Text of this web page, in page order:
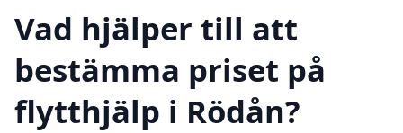
Vad hjälper till att
bestämma priset på
flytthjälp i Rödån?